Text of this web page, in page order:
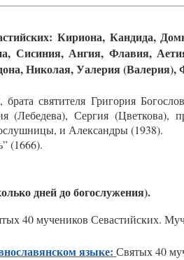
Кириона, Кандида,
Сисиния, Ангия, Флавия,
Николая, Уалерия
святителя Григория
(Лебедева), Сергия (Цветкова),
и Александры (1938).
(1666).
днейдо бо­гос­лу­же­ния).
40 мучеников Севастийских.
языке:Святых 40